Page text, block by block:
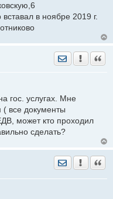
в ноябре 2019 г.
Отправить
гос. услугах. Мне
( все документы
может кто проходил
сделать?
Отправить